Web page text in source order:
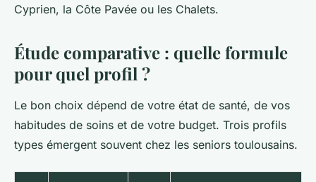
Cyprien, la Côte Pavée ou les Chalets.
Étude comparative : quelle formule
pour quel profil ?
Le bon choix dépend de votre état de santé, de vos
habitudes de soins et de votre budget. Trois profils
types émergent souvent chez les seniors toulousains.